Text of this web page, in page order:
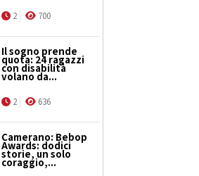
2 700
Il sogno prende
quota: 24 ragazzi
con disabilità
volano da...
2 636
Camerano: Bebop
Awards: dodici
storie, un solo
coraggio,...